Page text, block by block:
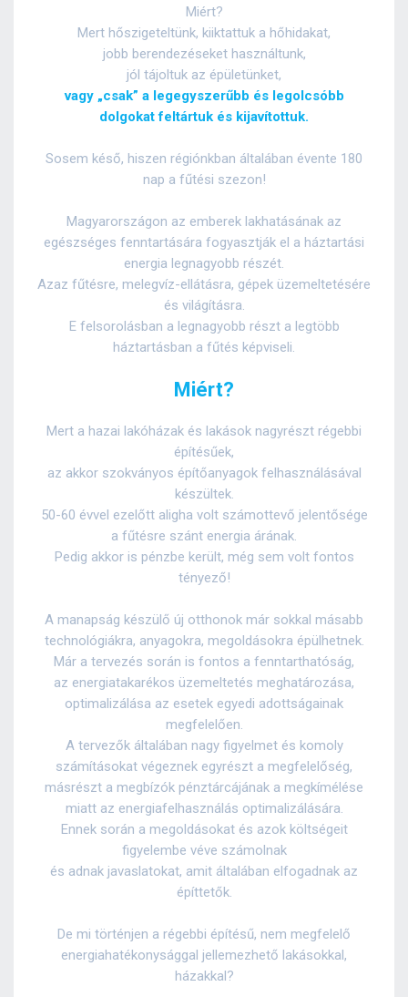
Miért?
Mert hőszigeteltünk, kiiktattuk a hőhidakat,
jobb berendezéseket használtunk,
jól tájoltuk az épületünket,
vagy „csak” a legegyszerűbb és legolcsóbb
dolgokat feltártuk és kijavítottuk.
Sosem késő, hiszen régiónkban általában évente 180
nap a fűtési szezon!
Magyarországon az emberek lakhatásának az
egészséges fenntartására fogyasztják el a háztartási
energia legnagyobb részét.
Azaz fűtésre, melegvíz-ellátásra, gépek üzemeltetésére
és világításra.
E felsorolásban a legnagyobb részt a legtöbb
háztartásban a fűtés képviseli.
Miért?
Mert a hazai lakóházak és lakások nagyrészt régebbi
építésűek,
az akkor szokványos építőanyagok felhasználásával
készültek.
50-60 évvel ezelőtt aligha volt számottevő jelentősége
a fűtésre szánt energia árának.
Pedig akkor is pénzbe került, még sem volt fontos
tényező!
A manapság készülő új otthonok már sokkal másabb
technológiákra, anyagokra, megoldásokra épülhetnek.
Már a tervezés során is fontos a fenntarthatóság,
az energiatakarékos üzemeltetés meghatározása,
optimalizálása az esetek egyedi adottságainak
megfelelően.
A tervezők általában nagy figyelmet és komoly
számításokat végeznek egyrészt a megfelelőség,
másrészt a megbízók pénztárcájának a megkímélése
miatt az energiafelhasználás optimalizálására.
Ennek során a megoldásokat és azok költségeit
figyelembe véve számolnak
és adnak javaslatokat, amit általában elfogadnak az
építtetők.
De mi történjen a régebbi építésű, nem megfelelő
energiahatékonysággal jellemezhető lakásokkal,
házakkal?